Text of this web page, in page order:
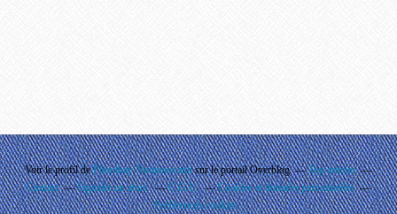
Voir le profil dePhouthay Nontanovanhsur le portail Overblog
Top articles
Contact
Signaler un abus C.G.U.
Cookies et données personnelles
Préférences cookies